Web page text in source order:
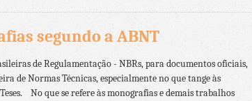
segundo a ABNT
de Regulamentação - NBRs, para documentos oficiais,
de Normas Técnicas, especialmente no que tange às
No que se refere às monografias e demais trabalhos